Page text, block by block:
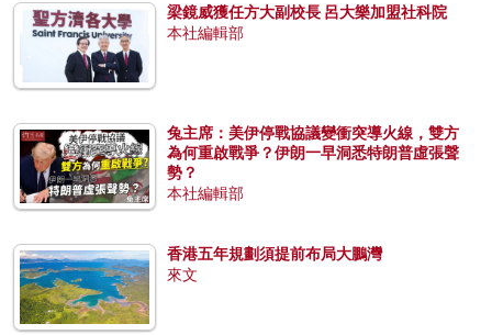
梁鏡威獲任方大副校長 呂大樂加盟社科院
本社編輯部
兔主席：美伊停戰協議變衝突導火線，雙方
為何重啟戰爭？伊朗一早洞悉特朗普虛張聲
勢？
本社編輯部
香港五年規劃須提前布局大鵬灣
來文